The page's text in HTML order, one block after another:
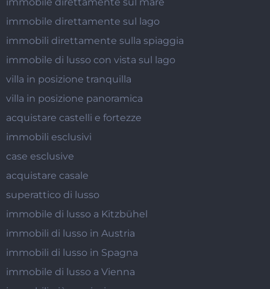
immobile direttamente sul lago
immobili direttamente sulla spiaggia
immobile di lusso con vista sul lago
villa in posizione tranquilla
villa in posizione panoramica
acquistare castelli e fortezze
immobili esclusivi
case esclusive
acquistare casale
superattico di lusso
immobile di lusso a Kitzbühel
immobili di lusso in Austria
immobili di lusso in Spagna
immobile di lusso a Vienna